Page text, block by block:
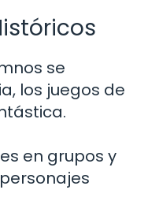
se
los juegos de
en grupos y